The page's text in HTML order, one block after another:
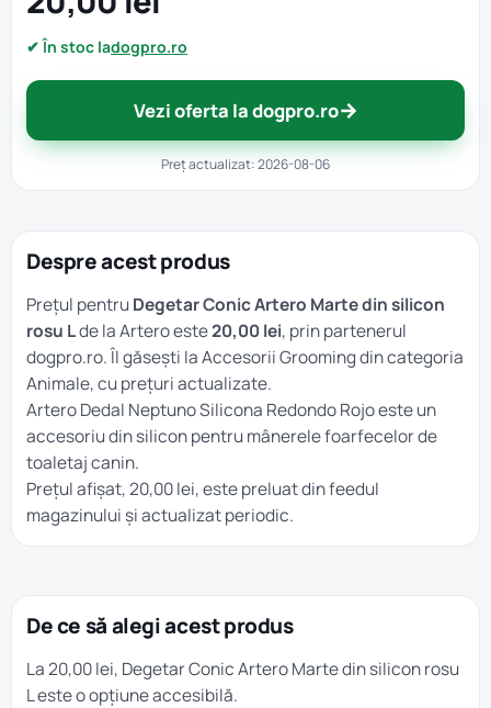
✔ În stoc ladogpro.ro
Vezi oferta la dogpro.ro→
Preț actualizat: 2026-08-06
Despre acest produs
Prețul pentruDegetar Conic Artero Marte din silicon
rosu Lde la Artero este20,00 lei, prin partenerul
dogpro.ro. Îl găsești laAccesorii Groomingdin categoria
Animale, cu prețuri actualizate.
Artero Dedal Neptuno Silicona Redondo Rojo este un
accesoriu din silicon pentru mânerele foarfecelor de
toaletaj canin.
Prețul afișat, 20,00 lei, este preluat din feedul
magazinului și actualizat periodic.
De ce să alegi acest produs
La 20,00 lei, Degetar Conic Artero Marte din silicon rosu
L este o opțiune accesibilă.